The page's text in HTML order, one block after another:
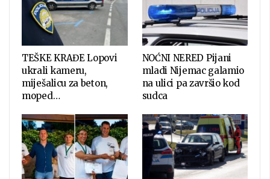
TEŠKE KRAĐE Lopovi
ukrali kameru,
miješalicu za beton,
moped…
NOĆNI NERED Pijani
mladi Nijemac galamio
na ulici pa završio kod
sudca